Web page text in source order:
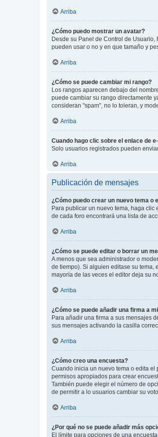
Arriba
¿Cómo puedo mostrar un avatar?
Desde su Panel de Control de Usuario,
pueden usar o no y en que tamaño y
Arriba
¿Cómo se puede cambiar mi rango?
Los rangos aparecen debajo del
puede cambiar su rango directamente
consideran "spam", no lo toleran, y
Arriba
Cuando hago clic sobre el enlace de
Solo usuarios registrados pueden
Arriba
Publicación de mensajes
¿Cómo puedo crear un nuevo tema o
Para publicar un nuevo tema, haga clic
de cada foro encontrará una lista de
Arriba
¿Cómo se puede editar o borrar un
A menos que sea administrador o
de tiempo). Si alguien editase su tema,
mayoría de las veces el editor deja su
Arriba
¿Cómo se puede añadir una firma a
Para añadir una firma a sus mensajes
sus mensajes activando la casilla
Arriba
¿Cómo creo una encuesta?
Cuando inicia un nuevo tema o edita
permisos apropiados para crear
También puede elegir el número de
de permitir a lo usuarios cambiar su
Arriba
¿Por qué no se puede añadir más
El límite para opciones de una